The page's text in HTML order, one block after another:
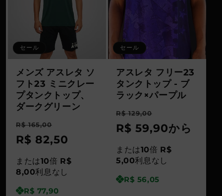
セール
メンズ アスレタ ソ
フト23 ミニクレー
プタンクトップ、
ダークグリーン
通
常
価
格
R$ 165,00
ー
ル
価
格
R$ 82,50
または10倍 R$
8,00利息なし
R$ 77,90
セール
アスレタ フリー23
タンクトップ - ブ
ラック×パープル
通
常
価
格
R$ 129,00
ー
ル
価
格
R$ 59,90から
または10倍 R$
5,00利息なし
R$ 56,05